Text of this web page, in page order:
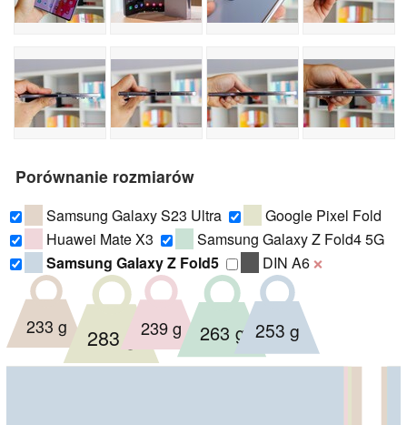
Porównanie rozmiarów
Samsung Galaxy S23 Ultra
Google Pixel Fold
Huawei Mate X3
Samsung Galaxy Z Fold4 5G
Samsung Galaxy Z Fold5
DIN A6 ❌
233 g 283 g 239 g 263 g 253 g